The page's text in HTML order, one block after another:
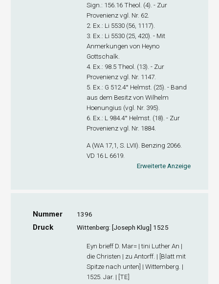
Sign.: 156.16 Theol. (4). - Zur
Provenienz vgl. Nr. 62.
2. Ex.: Li 5530 (56, 1117).
3. Ex.: Li 5530 (25, 420). - Mit
Anmerkungen von Heyno
Gottschalk.
4. Ex.: 98.5 Theol. (13). - Zur
Provenienz vgl. Nr. 1147.
5. Ex.: G 512.4° Helmst. (25). - Band
aus dem Besitz von Wilhelm
Hoenungius (vgl. Nr. 395).
6. Ex.: L 984.4° Helmst. (18). - Zur
Provenienz vgl. Nr. 1884.
A (WA 17,1, S. LVII). Benzing 2066.
VD 16 L 6619.
Erweiterte Anzeige
Nummer 1396
Druck Wittenberg: [Joseph Klug] 1525
Eyn brieff D. Mar= | tini Luther An |
die Christen | zu Antorff. | [Blatt mit
Spitze nach unten] | Wittemberg. |
1525. Jar. | [TE]